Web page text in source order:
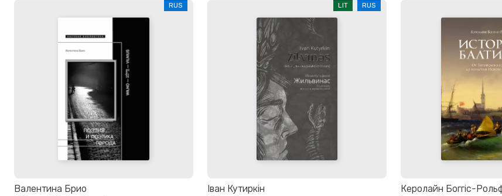
RUS
Валентина Брио
LIT RUS
Іван Кутиркін
Керолайн Боггіс-